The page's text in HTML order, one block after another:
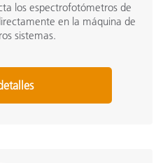
los espectrofotómetros de
en la máquina de
sistemas.